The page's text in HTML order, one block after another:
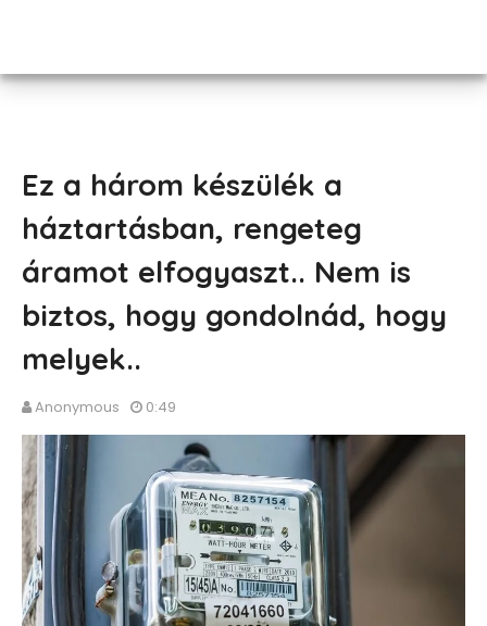
Ez a három készülék a
háztartásban, rengeteg
áramot elfogyaszt.. Nem is
biztos, hogy gondolnád, hogy
melyek..
Anonymous 0:49